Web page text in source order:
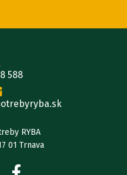
588
RYBA
01 Trnava